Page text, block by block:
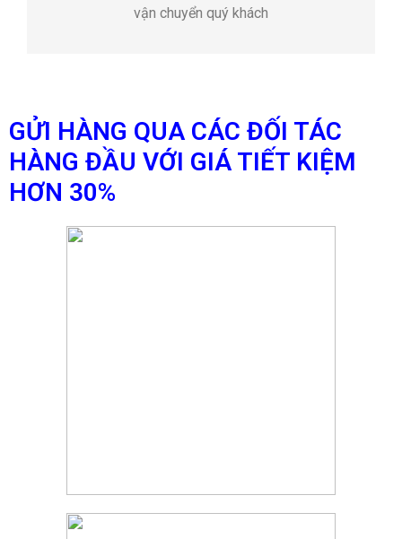
vận chuyển quý khách
GỬI HÀNG QUA CÁC ĐỐI TÁC
HÀNG ĐẦU VỚI GIÁ TIẾT KIỆM
HƠN 30%